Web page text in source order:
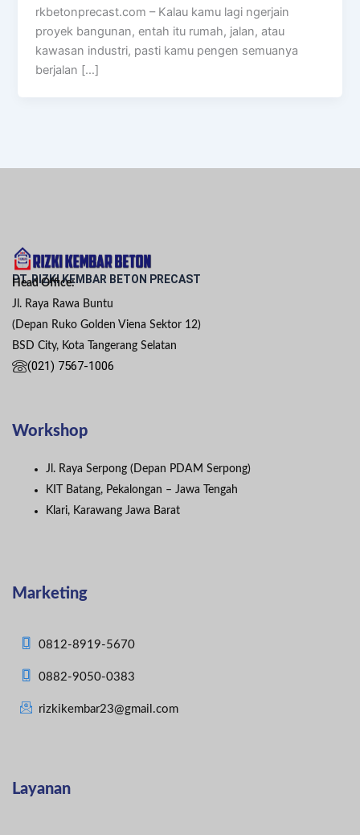
rkbetonprecast.com – Kalau kamu lagi ngerjain
proyek bangunan, entah itu rumah, jalan, atau
kawasan industri, pasti kamu pengen semuanya
berjalan […]
PT. RIZKI KEMBAR BETON PRECAST
Head Office:
Jl. Raya Rawa Buntu
(Depan Ruko Golden Viena Sektor 12)
BSD City, Kota Tangerang Selatan
(021) 7567-1006
Workshop
Jl. Raya Serpong (Depan PDAM Serpong)
KIT Batang, Pekalongan – Jawa Tengah
Klari, Karawang Jawa Barat
Marketing
0812-8919-5670
0882-9050-0383
rizkikembar23@gmail.com
Layanan